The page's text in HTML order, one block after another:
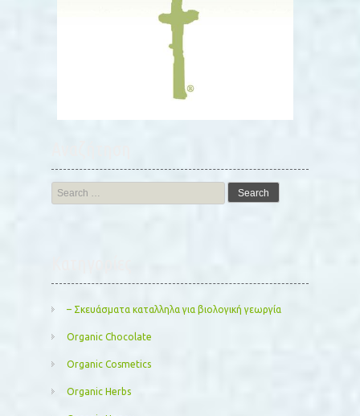
Search
for:
– Σκευάσματα καταλληλα για βιολογική γεωργία
Organic Chocolate
Organic Cosmetics
Organic Herbs